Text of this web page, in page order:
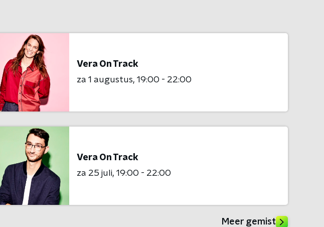
Vera On Track
za 1 augustus 19:00 - 22:00
Vera On Track
za 25 juli 19:00 - 22:00
Meer gemist